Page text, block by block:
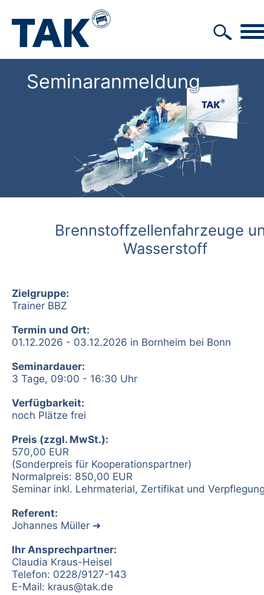
Seminaranmeldung
Brennstoffzellenfahrzeuge
Wasserstoff
Zielgruppe:
Trainer BBZ
Termin und Ort:
01.12.2026 - 03.12.2026 in Bornheim bei Bonn
Seminardauer:
3 Tage, 09:00 - 16:30 Uhr
Verfügbarkeit:
noch Plätze frei
Preis (zzgl. MwSt.):
570,00 EUR
(Sonderpreis für Kooperationspartner)
Normalpreis: 850,00 EUR
Seminar inkl. Lehrmaterial, Zertifikat und
Referent:
Johannes Müller
Ihr Ansprechpartner:
Claudia Kraus-Heisel
Telefon: 0228/9127-143
E-Mail: kraus@tak.de